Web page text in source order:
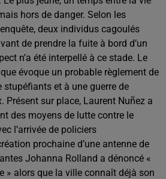
hors de danger. Selon les
deux individus cagoulés
de prendre la fuite à bord d’un
n’a été interpellé à ce stade. Le
évoque un probable règlement de
et à une guerre de
Présent sur place, Laurent Nuñez a
des moyens de lutte contre le
l’arrivée de policiers
prochaine d’une antenne de
Johanna Rolland a dénoncé «
» alors que la ville connaît déjà son